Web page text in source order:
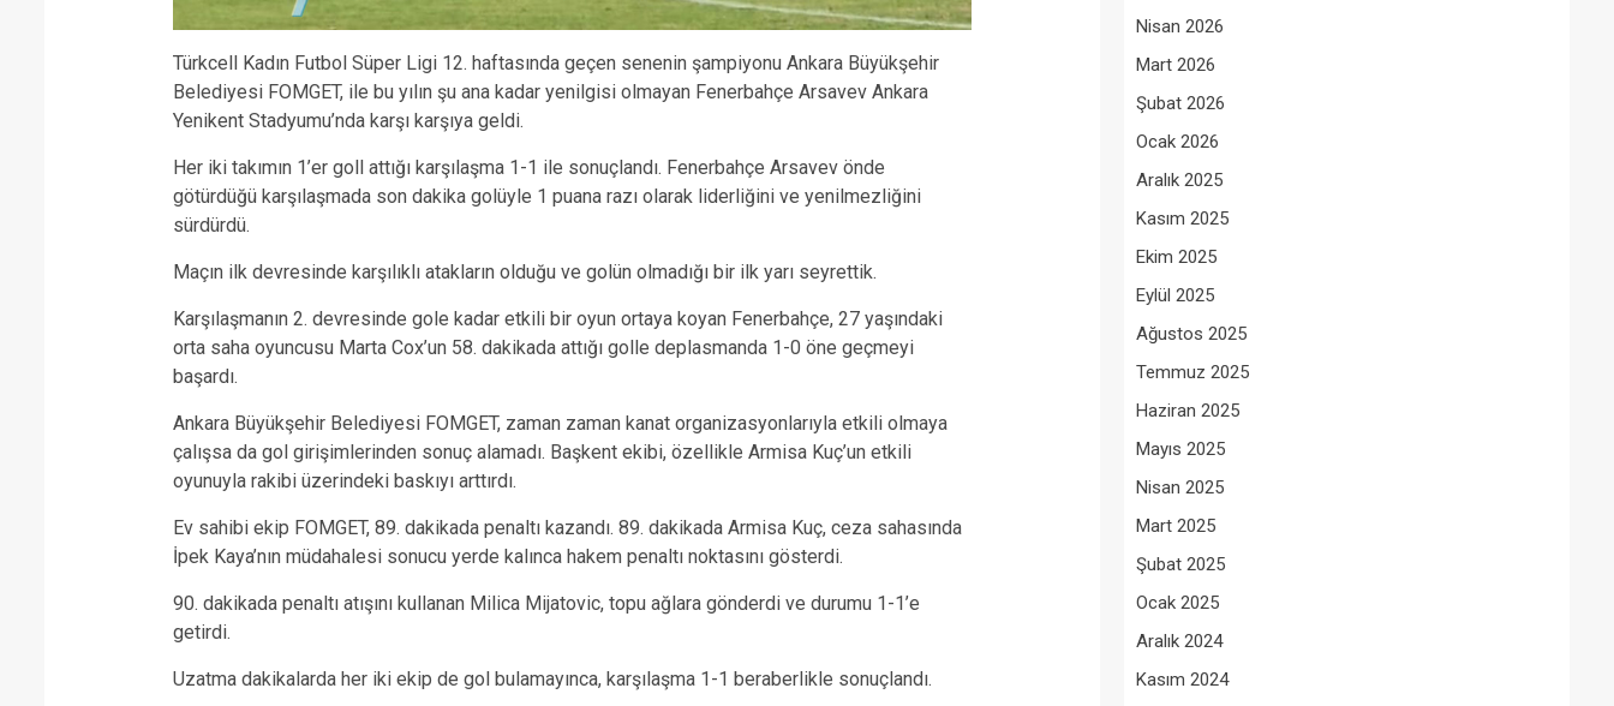
Türkcell Kadın Futbol Süper Ligi 12. haftasında geçen senenin şampiyonu Ankara Büyükşehir
Belediyesi FOMGET, ile bu yılın şu ana kadar yenilgisi olmayan Fenerbahçe Arsavev Ankara
Yenikent Stadyumu’nda karşı karşıya geldi.
Her iki takımın 1’er goll attığı karşılaşma 1-1 ile sonuçlandı. Fenerbahçe Arsavev önde
götürdüğü karşılaşmada son dakika golüyle 1 puana razı olarak liderliğini ve yenilmezliğini
sürdürdü.
Maçın ilk devresinde karşılıklı atakların olduğu ve golün olmadığı bir ilk yarı seyrettik.
Karşılaşmanın 2. devresinde gole kadar etkili bir oyun ortaya koyan Fenerbahçe, 27 yaşındaki
orta saha oyuncusu Marta Cox’un 58. dakikada attığı golle deplasmanda 1-0 öne geçmeyi
başardı.
Ankara Büyükşehir Belediyesi FOMGET, zaman zaman kanat organizasyonlarıyla etkili olmaya
çalışsa da gol girişimlerinden sonuç alamadı. Başkent ekibi, özellikle Armisa Kuç’un etkili
oyunuyla rakibi üzerindeki baskıyı arttırdı.
Ev sahibi ekip FOMGET, 89. dakikada penaltı kazandı. 89. dakikada Armisa Kuç, ceza sahasında
İpek Kaya’nın müdahalesi sonucu yerde kalınca hakem penaltı noktasını gösterdi.
90. dakikada penaltı atışını kullanan Milica Mijatovic, topu ağlara gönderdi ve durumu 1-1’e
getirdi.
Uzatma dakikalarda her iki ekip de gol bulamayınca, karşılaşma 1-1 beraberlikle sonuçlandı.
Nisan 2026
Mart 2026
Şubat 2026
Ocak 2026
Aralık 2025
Kasım 2025
Ekim 2025
Eylül 2025
Ağustos 2025
Temmuz 2025
Haziran 2025
Mayıs 2025
Nisan 2025
Mart 2025
Şubat 2025
Ocak 2025
Aralık 2024
Kasım 2024